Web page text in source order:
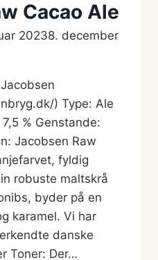
Cacao Ale
20238. december
) Type: Ale
% Genstande:
Jacobsen Raw
fyldig
robuste maltskrå
byder på en
karamel. Vi har
danske
Toner: Der…